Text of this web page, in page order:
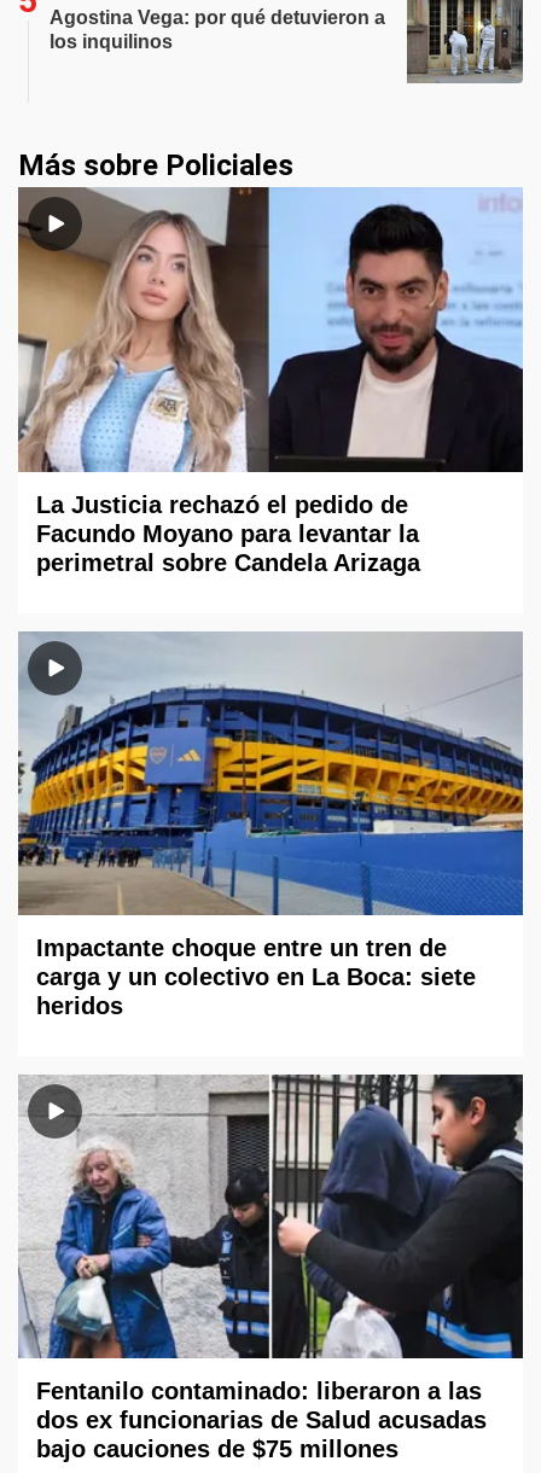
Agostina Vega: por qué detuvieron a
los inquilinos
Más sobre Policiales
La Justicia rechazó el pedido de
Facundo Moyano para levantar la
perimetral sobre Candela Arizaga
Impactante choque entre un tren de
carga y un colectivo en La Boca: siete
heridos
Fentanilo contaminado: liberaron a las
dos ex funcionarias de Salud acusadas
bajo cauciones de $75 millones